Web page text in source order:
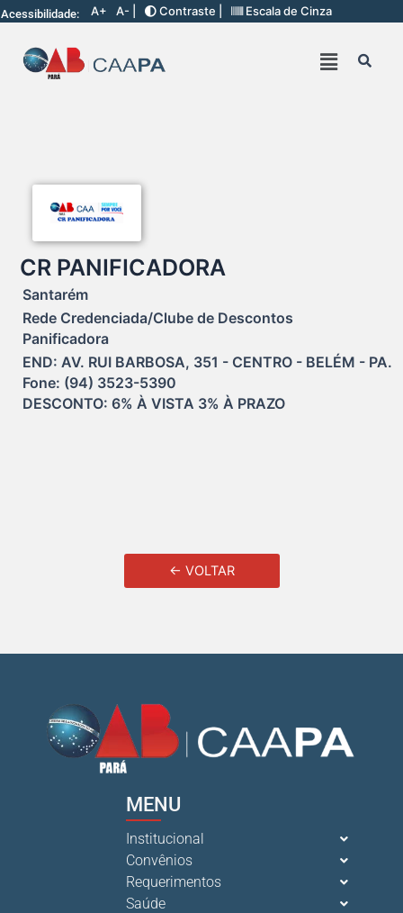
Acessibilidade: A+ A- | Contraste | Escala de Cinza
CR PANIFICADORA
Santarém
Rede Credenciada/Clube de Descontos
Panificadora
END: AV. RUI BARBOSA, 351 - CENTRO - BELÉM - PA.
Fone: (94) 3523-5390
DESCONTO: 6% À VISTA 3% À PRAZO
← VOLTAR
MENU
Institucional
Convênios
Requerimentos
Saúde